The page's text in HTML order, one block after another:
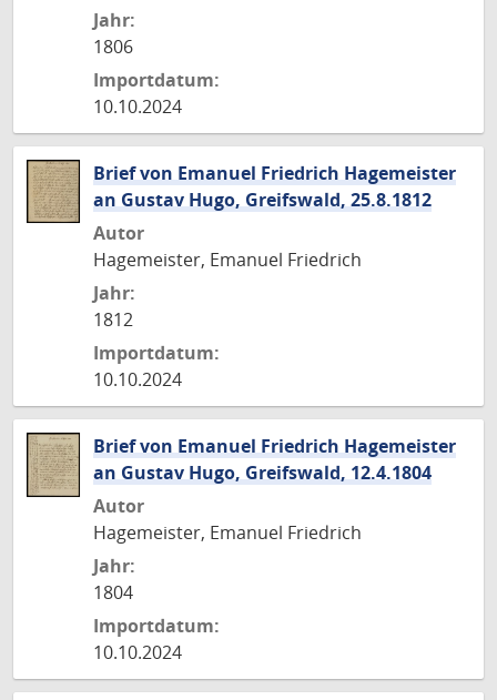
Jahr:
1806
Importdatum:
10.10.2024
Brief von Emanuel Friedrich Hagemeister
an Gustav Hugo, Greifswald, 25.8.1812
Autor
Hagemeister, Emanuel Friedrich
Jahr:
1812
Importdatum:
10.10.2024
Brief von Emanuel Friedrich Hagemeister
an Gustav Hugo, Greifswald, 12.4.1804
Autor
Hagemeister, Emanuel Friedrich
Jahr:
1804
Importdatum:
10.10.2024